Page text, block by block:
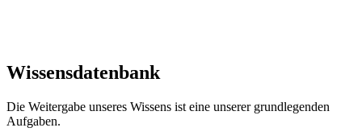
Wissensdatenbank
Die Weitergabe unseres Wissens ist eine unserer grundlegenden
Aufgaben.